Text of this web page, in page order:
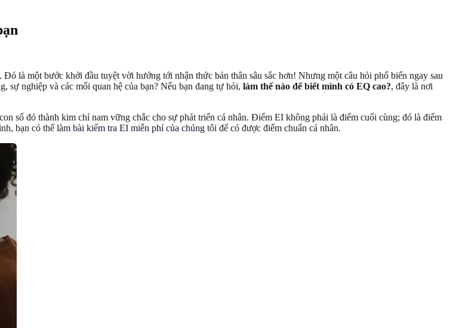
là một bước khởi đầu tuyệt vời hướng tới nhận thức bản thân sâu sắc hơn! Nhưng một câu hỏi phổ biến ngay sau
sự nghiệp và các mối quan hệ của bạn? Nếu bạn đang tự hỏi, làm thế nào để biết mình có EQ cao?, đây là nơi
số đó thành kim chỉ nam vững chắc cho sự phát triển cá nhân. Điểm EI không phải là điểm cuối cùng; đó là điểm
bạn có thể làm bài kiểm tra EI miễn phí của chúng tôi để có được điểm chuẩn cá nhân.